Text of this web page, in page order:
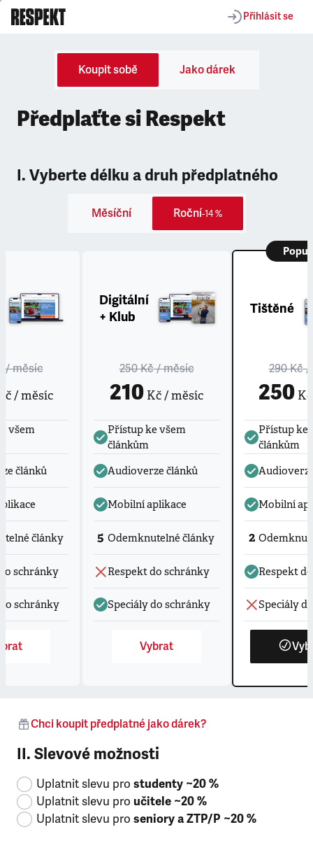
Přihlásit se
Koupit sobě Jako dárek
Předplaťte si Respekt
I. Vyberte délku a druh předplatného
Měsíční Roční-14 %
/ měsíc
/ měsíc
všem
článků
články
schránky
schránky
Digitální
+ Klub
250 Kč/ měsíc
210 Kč / měsíc
Přístup ke všem
článkům
Audioverze článků
Mobilní aplikace
5 Odemknutelné články
Respekt do schránky
Speciály do schránky
Vybrat
Tištěné
290 Kč/
250Kč
Přístup ke
článkům
Mobilní
2
Respekt
Speciály
Chci koupit předplatné jako dárek?
II. Slevové možnosti
Uplatnit slevu pro studenty ~20 %
Uplatnit slevu pro učitele ~20 %
Uplatnit slevu pro seniory a ZTP/P ~20 %